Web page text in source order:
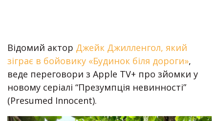
Відомий актор Джейк Джилленгол, який
зіграє в бойовику «Будинок біля дороги»,
веде переговори з Apple TV+ про зйомки у
новому серіалі “Презумпція невинності”
(Presumed Innocent).